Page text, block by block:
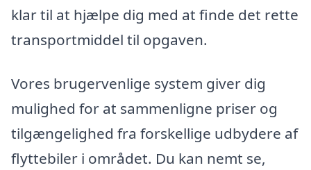
klar til at hjælpe dig med at finde det rette
transportmiddel til opgaven.
Vores brugervenlige system giver dig
mulighed for at sammenligne priser og
tilgængelighed fra forskellige udbydere af
flyttebiler i området. Du kan nemt se,